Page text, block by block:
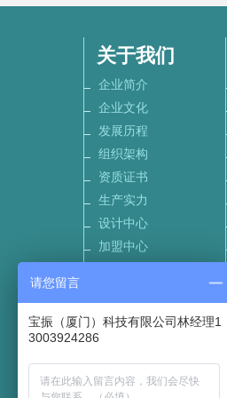
关于我们
企业简介
企业文化
发展历程
组织架构
资质证书
生产实力
设计中心
加盟中心
请您留言
宝振（厦门）科技有限公司林经理1
3003924286